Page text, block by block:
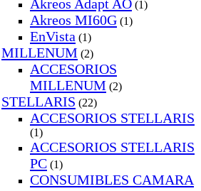
Akreos Adapt AO (1)
Akreos MI60G (1)
EnVista (1)
MILLENUM (2)
ACCESORIOS
MILLENUM (2)
STELLARIS (22)
ACCESORIOS STELLARIS
(1)
ACCESORIOS STELLARIS
PC (1)
CONSUMIBLES CAMARA